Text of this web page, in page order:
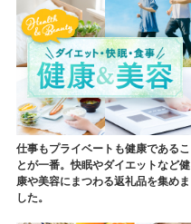
仕事もプライベートも健康であるこ
とが一番。快眠やダイエットなど健
康や美容にまつわる返礼品を集めま
した。